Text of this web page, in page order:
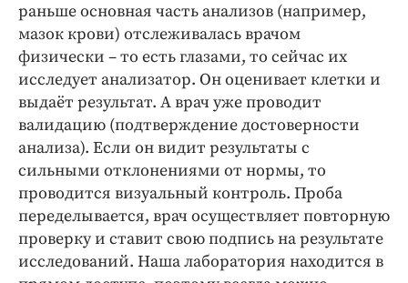
раньше основная часть анализов (например,
мазок крови) отслеживалась врачом
физически – то есть глазами, то сейчас их
исследует анализатор. Он оценивает клетки и
выдаёт результат. А врач уже проводит
валидацию (подтверждение достоверности
анализа). Если он видит результаты с
сильными отклонениями от нормы, то
проводится визуальный контроль. Проба
переделывается, врач осуществляет повторную
проверку и ставит свою подпись на результате
исследований. Наша лаборатория находится в